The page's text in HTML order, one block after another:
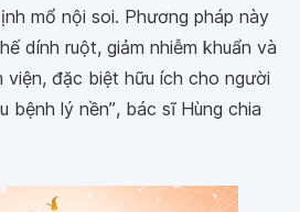
mổ nội soi. Phương pháp này
dính ruột, giảm nhiễm khuẩn và
viện, đặc biệt hữu ích cho người
bệnh lý nền”, bác sĩ Hùng chia